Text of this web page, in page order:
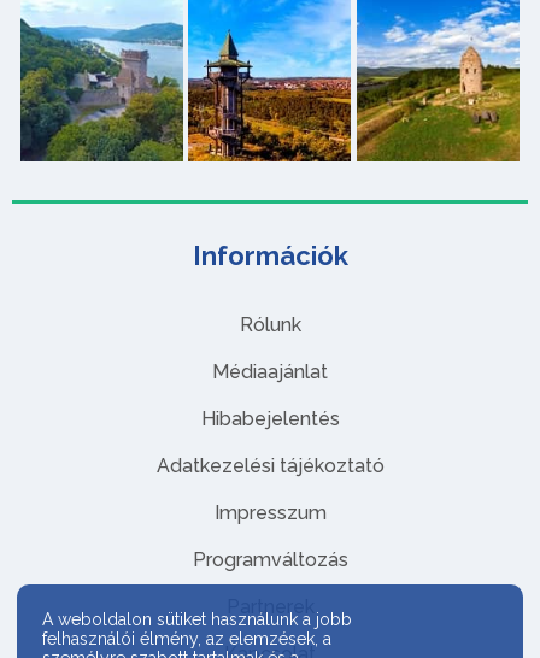
Információk
Rólunk
Médiaajánlat
Hibabejelentés
Adatkezelési tájékoztató
Impresszum
Programváltozás
Partnerek
A weboldalon sütiket használunk a jobb
felhasználói élmény, az elemzések, a